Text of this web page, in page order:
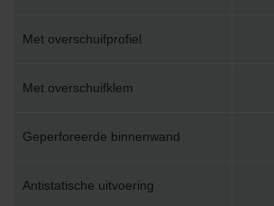
Met overschuifprofiel
Met overschuifklem
Geperforeerde binnenwand
Antistatische uitvoering